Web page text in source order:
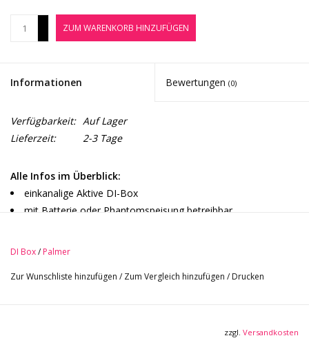
Jobbörse
Marken
ZUM WARENKORB HINZUFÜGEN
Informationen Bewertungen (0)
Verfügbarkeit: Auf Lager
Lieferzeit:
2-3 Tage
Alle Infos im Überblick:
einkanalige Aktive DI-Box
mit Batterie oder Phantomspeisung betreibbar
Input Link als Klinke ausgeführt
5 Jahre Herstellergarantie
DI Box/ Palmer
Zur Wunschliste hinzufügen / Zum Vergleich hinzufügen / Drucken
zzgl. Versandkosten